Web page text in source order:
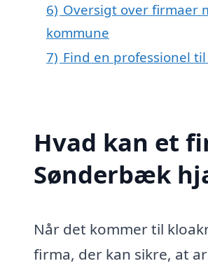
6) Oversigt over firmaer
kommune
7) Find en professionel
Hvad kan et
Sønderbæk
Når det kommer til
firma, der kan sikre, at